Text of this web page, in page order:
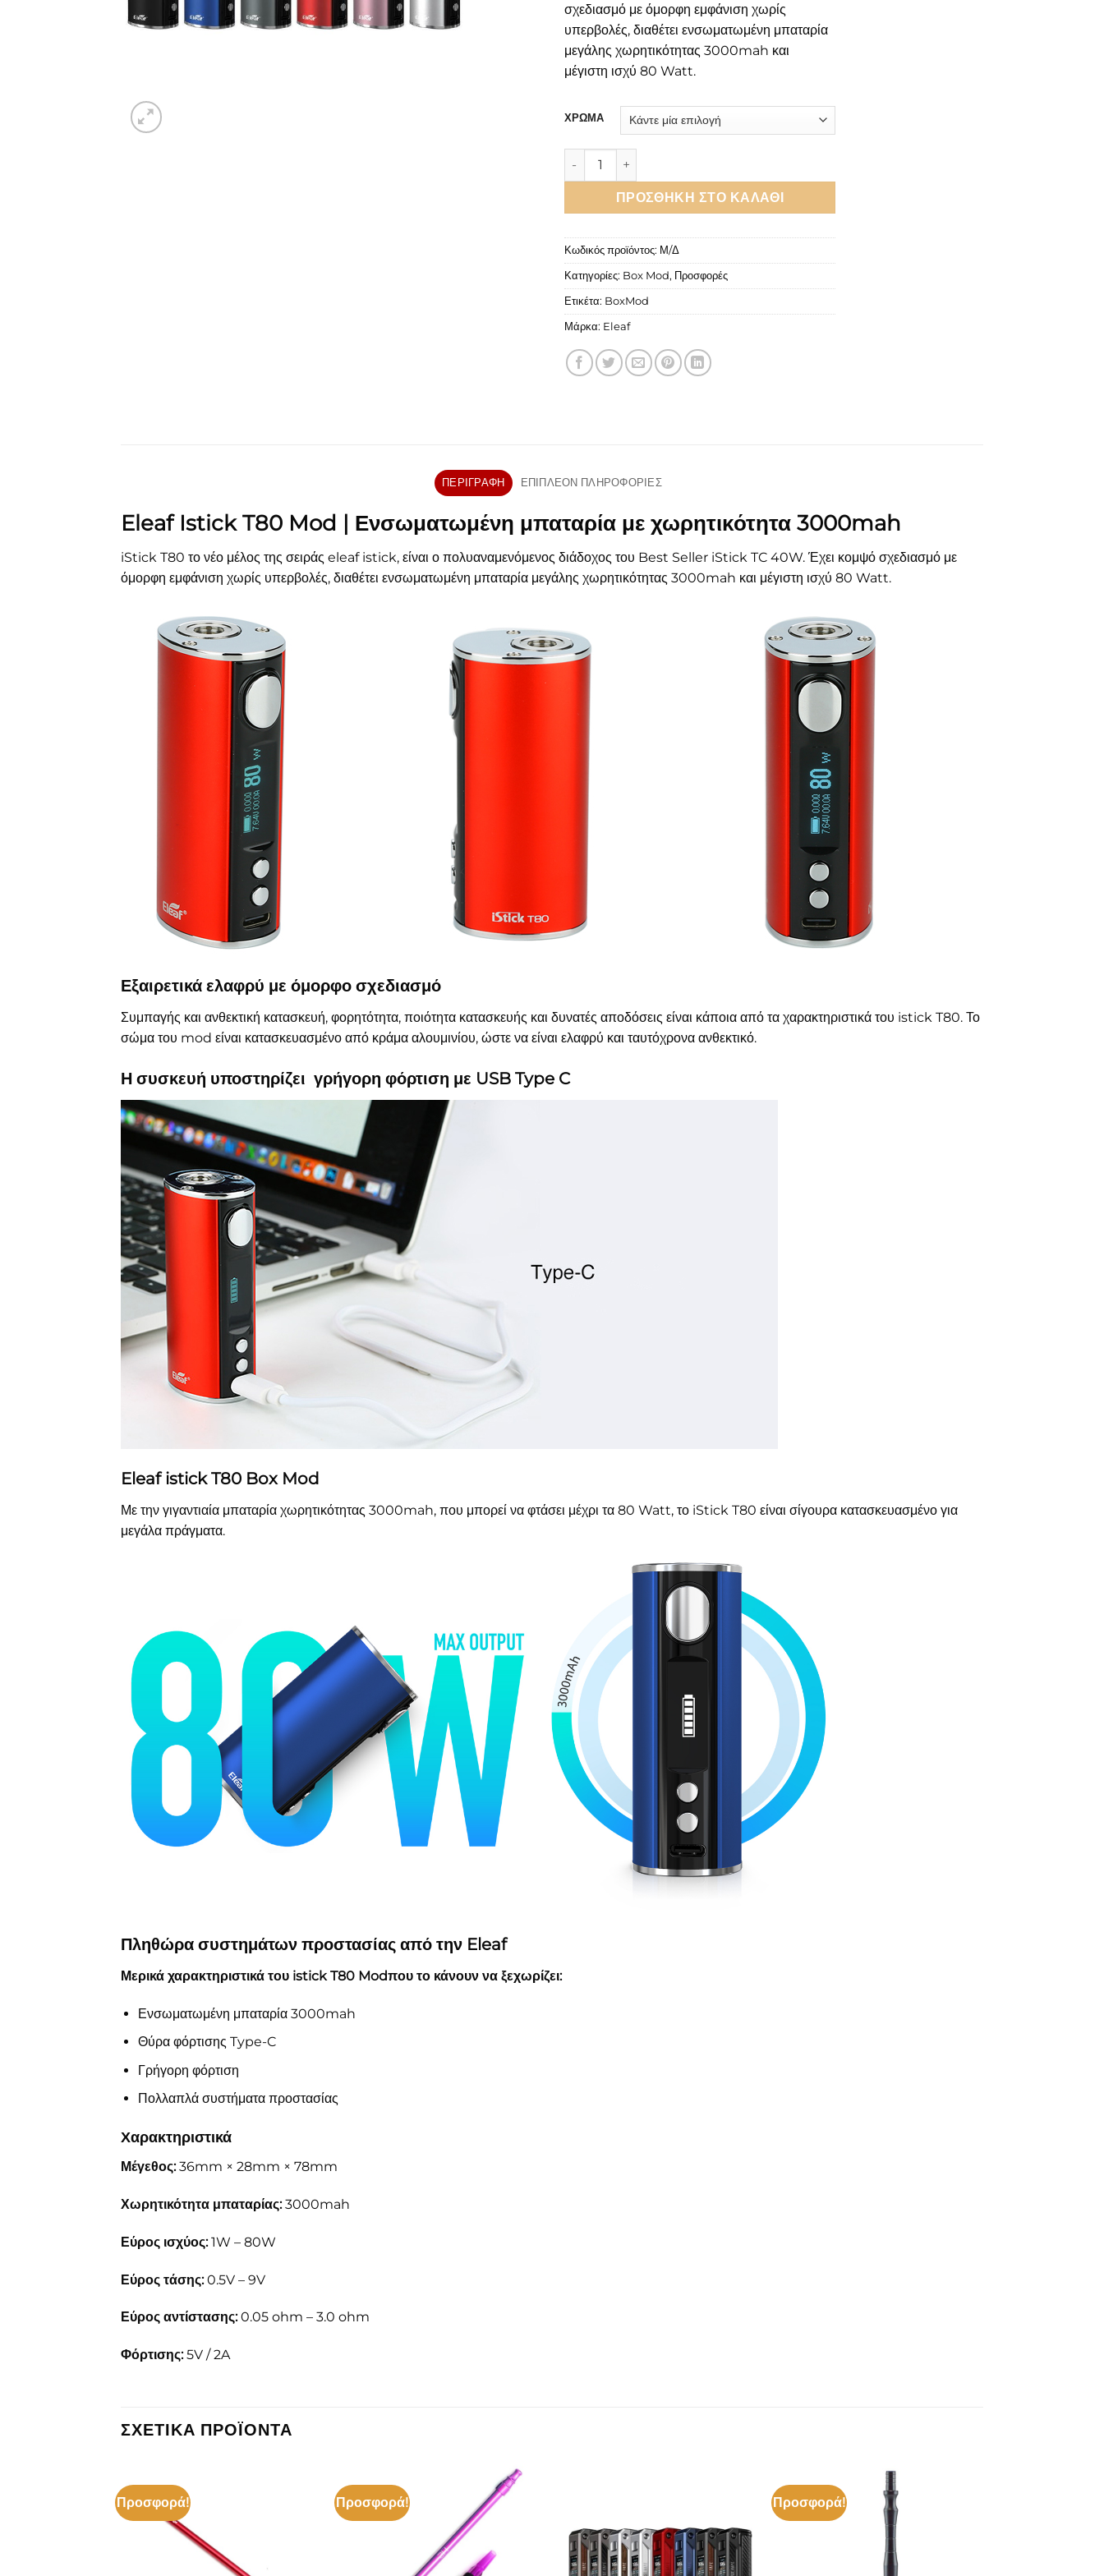
σχεδιασμό με όμορφη εμφάνιση χωρίς
υπερβολές, διαθέτει ενσωματωμένη μπαταρία
μεγάλης χωρητικότητας 3000mah και
μέγιστη ισχύ 80 Watt.
ΧΡΩΜΑ
Eleaf iStick T80 Mod 40W 3000mah ποσότητα
ΠΡΟΣΘΉΚΗ ΣΤΟ ΚΑΛΆΘΙ
Κωδικός προϊόντος: Μ/Δ
Κατηγορίες: Box Mod, Προσφορές
Ετικέτα: BoxMod
Μάρκα: Eleaf
ΠΕΡΙΓΡΑΦΉ ΕΠΙΠΛΈΟΝ ΠΛΗΡΟΦΟΡΊΕΣ
Eleaf Istick T80 Mod | Ενσωματωμένη μπαταρία με χωρητικότητα 3000mah
iStick T80 το νέο μέλος της σειράς eleaf istick, είναι ο πολυαναμενόμενος διάδοχος του Best Seller iStick TC 40W. Έχει κομψό σχεδιασμό με
όμορφη εμφάνιση χωρίς υπερβολές, διαθέτει ενσωματωμένη μπαταρία μεγάλης χωρητικότητας 3000mah και μέγιστη ισχύ 80 Watt.
Εξαιρετικά ελαφρύ με όμορφο σχεδιασμό
Συμπαγής και ανθεκτική κατασκευή, φορητότητα, ποιότητα κατασκευής και δυνατές αποδόσεις είναι κάποια από τα χαρακτηριστικά του istick T80. Το
σώμα του mod είναι κατασκευασμένο από κράμα αλουμινίου, ώστε να είναι ελαφρύ και ταυτόχρονα ανθεκτικό.
Η συσκευή υποστηρίζει γρήγορη φόρτιση με USB Type C
Eleaf istick T80 Box Mod
Με την γιγαντιαία μπαταρία χωρητικότητας 3000mah, που μπορεί να φτάσει μέχρι τα 80 Watt, το iStick T80 είναι σίγουρα κατασκευασμένο για
μεγάλα πράγματα.
Πληθώρα συστημάτων προστασίας από την Eleaf
Μερικά χαρακτηριστικά του istick T80 Modπου το κάνουν να ξεχωρίζει:
Ενσωματωμένη μπαταρία 3000mah
Θύρα φόρτισης Type-C
Γρήγορη φόρτιση
Πολλαπλά συστήματα προστασίας
Χαρακτηριστικά
Μέγεθος:36mm × 28mm × 78mm
Χωρητικότητα μπαταρίας:3000mah
Εύρος ισχύος:1W – 80W
Εύρος τάσης:0.5V – 9V
Εύρος αντίστασης:0.05 ohm – 3.0 ohm
Φόρτισης:5V / 2A
ΣΧΕΤΙΚΆ ΠΡΟΪΌΝΤΑ
Προσφορά! Προσφορά!
Πρόσθήκη
στην λίστα
επιθυμιών
Προσφορά!